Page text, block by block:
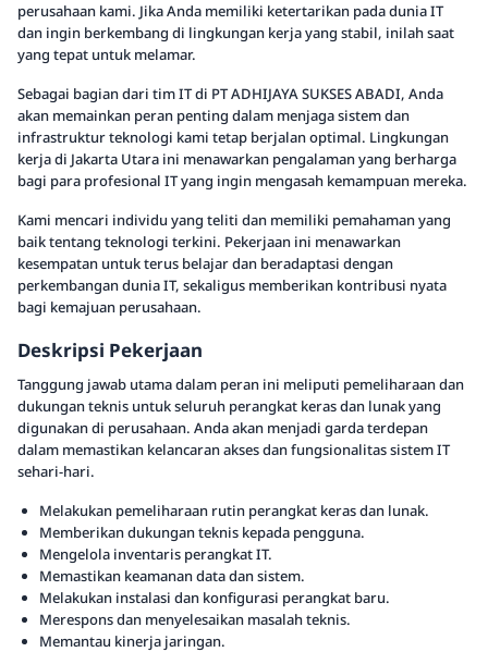
perusahaan kami. Jika Anda memiliki ketertarikan pada dunia IT
dan ingin berkembang di lingkungan kerja yang stabil, inilah saat
yang tepat untuk melamar.
Sebagai bagian dari tim IT di PT ADHIJAYA SUKSES ABADI, Anda
akan memainkan peran penting dalam menjaga sistem dan
infrastruktur teknologi kami tetap berjalan optimal. Lingkungan
kerja di Jakarta Utara ini menawarkan pengalaman yang berharga
bagi para profesional IT yang ingin mengasah kemampuan mereka.
Kami mencari individu yang teliti dan memiliki pemahaman yang
baik tentang teknologi terkini. Pekerjaan ini menawarkan
kesempatan untuk terus belajar dan beradaptasi dengan
perkembangan dunia IT, sekaligus memberikan kontribusi nyata
bagi kemajuan perusahaan.
Deskripsi Pekerjaan
Tanggung jawab utama dalam peran ini meliputi pemeliharaan dan
dukungan teknis untuk seluruh perangkat keras dan lunak yang
digunakan di perusahaan. Anda akan menjadi garda terdepan
dalam memastikan kelancaran akses dan fungsionalitas sistem IT
sehari-hari.
Melakukan pemeliharaan rutin perangkat keras dan lunak.
Memberikan dukungan teknis kepada pengguna.
Mengelola inventaris perangkat IT.
Memastikan keamanan data dan sistem.
Melakukan instalasi dan konfigurasi perangkat baru.
Merespons dan menyelesaikan masalah teknis.
Memantau kinerja jaringan.